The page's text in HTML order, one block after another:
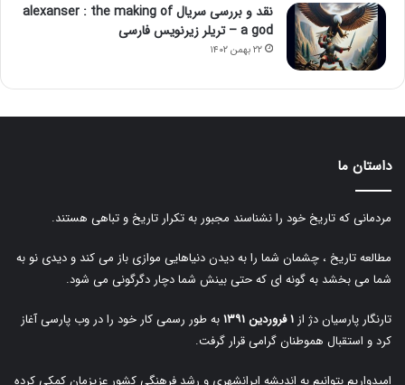
نقد و بررسی سریال alexanser : the making of
a god – تریلر زیرنویس فارسی
۲۲ بهمن ۱۴۰۲
داستان ما
مردمانی که تاریخ خود را نشناسند مجبور به تکرار تاریخ و تباهی هستند.
مطالعه تاریخ ، چشمان شما را به دیدن دنیاهایی موازی باز می کند و دیدی نو به
شما می بخشد به گونه ای که حتی بینش شما دچار دگرگونی می شود.
تارنگار پارسیان دژ از ۱ فروردین ۱۳۹۱
به طور رسمی کار خود را در وب پارسی آغاز
کرد و استقبال هموطنان گرامی قرار گرفت.
امیدواریم بتوانیم به اندیشه ایرانشهری و رشد فرهنگی کشور عزیزمان کمکی کرده